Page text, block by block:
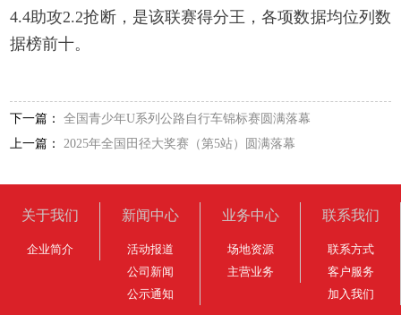
4.4助攻2.2抢断，是该联赛得分王，各项数据均位列数
据榜前十。
下一篇：全国青少年U系列公路自行车锦标赛圆满落幕
上一篇： 2025年全国田径大奖赛（第5站）圆满落幕
关于我们
企业简介
新闻中心
活动报道
公司新闻
公示通知
业务中心
场地资源
主营业务
联系我们
联系方式
客户服务
加入我们